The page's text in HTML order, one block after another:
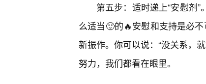
第五步：适时递上“安慰剂”
么适当🙂的🔥安慰和支持是必
新振作。你可以说：“没关系，
努力，我们都看在眼里。